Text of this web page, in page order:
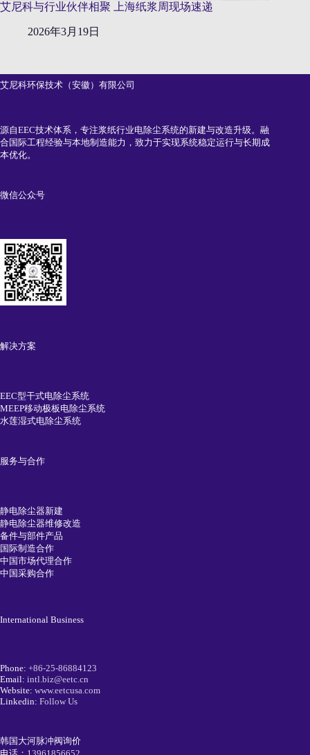
艾尼科与行业伙伴相聚 上海纸浆周现场速递
2026年3月19日
艾尼科环保技术（安徽）有限公司
源自EEC技术体系，专注浆纸行业电除尘系统的新建与改造升级。融
合国际工程经验与本地制造能力，致力于实现系统稳定运行与长期成
本优化。
微信公众号
解决方案
EEC型干式电除尘系统
MEEP移动极板电除尘系统
水莲湿式电除尘系统
服务与合作
静电除尘器新建
静电除尘器维修改造
备件与部件产品
国际制造合作
中国市场代理合作
中国采购合作
International Business
Phone: +86-25-86884123
Email: intl.biz@eetc.cn
Website: www.eetcusa.com
Linkedin: Follow Us
韩国大河脉冲阀询价